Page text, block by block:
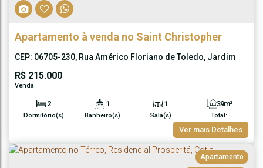
Apartamento à venda no Saint Christopher
R$ 215.000
CEP: 06705-230, Rua Américo Floriano de Toledo, Jardim
2
Dormitório(s)
1
Banheiro(s)
1
Sala(s) Total:
39m²
Ver mais Detalhes
Apartamento